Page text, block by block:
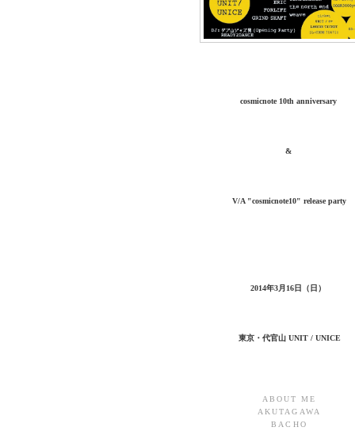
cosmicnote 10th anniversary
&
V/A "cosmicnote10" release party
2014年3月16日（日）
東京・代官山 UNIT / UNICE
ABOUT ME
AKUTAGAWA
BACHO